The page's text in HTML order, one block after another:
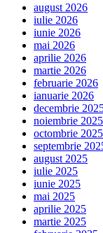
august 2026
iulie 2026
iunie 2026
mai 2026
aprilie 2026
martie 2026
februarie 2026
ianuarie 2026
decembrie
noiembrie 2025
octombrie 2025
septembrie
august 2025
iulie 2025
iunie 2025
mai 2025
aprilie 2025
martie 2025